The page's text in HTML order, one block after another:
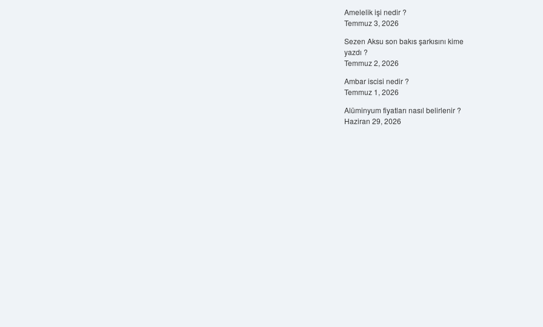
Amelelik işi nedir ?
Temmuz 3, 2026
Sezen Aksu son bakıs şarkısını kime
yazdı ?
Temmuz 2, 2026
Ambar iscisi nedir ?
Temmuz 1, 2026
Alüminyum fiyatları nasıl belirlenir ?
Haziran 29, 2026